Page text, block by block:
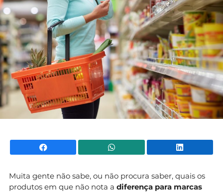
Facebook WhatsApp
Muita gente não sabe, ou não procura saber, quais os
produtos em que não nota a diferença para marcas